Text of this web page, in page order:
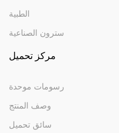
الطبية
سترون الصناعية
مركز تحميل
رسومات موحدة
وصف المنتج
سائق تحميل